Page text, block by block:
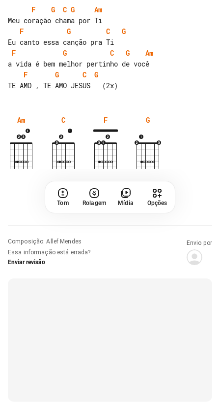
F G C G
Am
F
G C
G
F
G C G
Am
F
G C
G
Am C F G
Tom Rolagem Mídia Opções
Composição:Allef Mendes
Essa informação está errada?
Enviar revisão
Envio por